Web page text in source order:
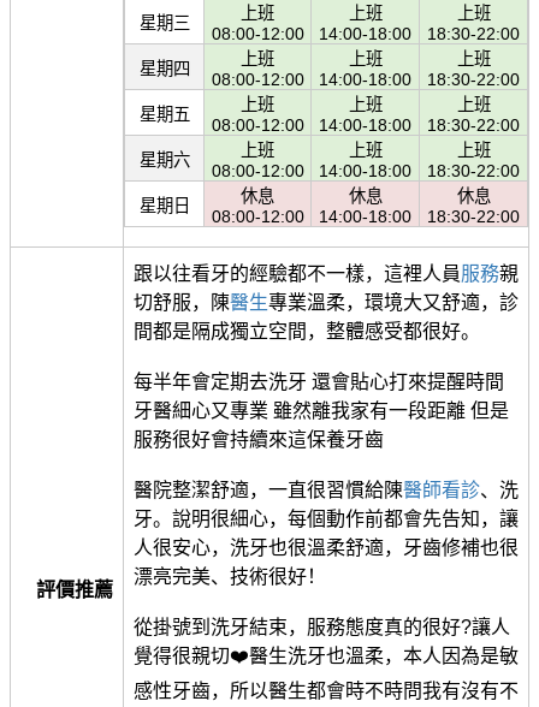
星期三
上班
08:00-12:00
上班
14:00-18:00
上班
18:30-22:00
星期四
上班
08:00-12:00
上班
14:00-18:00
上班
18:30-22:00
星期五
上班
08:00-12:00
上班
14:00-18:00
上班
18:30-22:00
星期六
上班
08:00-12:00
上班
14:00-18:00
上班
18:30-22:00
星期日
休息
08:00-12:00
休息
14:00-18:00
休息
18:30-22:00
評價推薦
跟以往看牙的經驗都不一樣，這裡人員服務親
切舒服，陳醫生專業溫柔，環境大又舒適，診
間都是隔成獨立空間，整體感受都很好。
每半年會定期去洗牙 還會貼心打來提醒時間
牙醫細心又專業 雖然離我家有一段距離 但是
服務很好會持續來這保養牙齒
醫院整潔舒適，一直很習慣給陳醫師看診、洗
牙。說明很細心，每個動作前都會先告知，讓
人很安心，洗牙也很溫柔舒適，牙齒修補也很
漂亮完美、技術很好！
從掛號到洗牙結束，服務態度真的很好?讓人
覺得很親切❤️醫生洗牙也溫柔，本人因為是敏
感性牙齒，所以醫生都會時不時問我有沒有不